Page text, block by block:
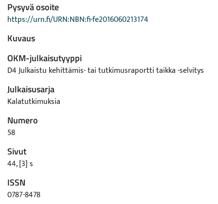
Pysyvä osoite
https://urn.fi/URN:NBN:fi-fe2016060213174
Kuvaus
OKM-julkaisutyyppi
D4 Julkaistu kehittämis- tai tutkimusraportti taikka -selvitys
Julkaisusarja
Kalatutkimuksia
Numero
58
Sivut
44, [3] s
ISSN
0787-8478